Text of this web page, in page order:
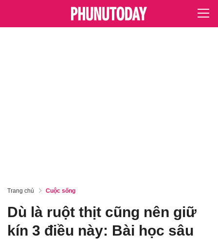
Trang chủ Cuộc sống
Dù là ruột thịt cũng nên giữ
kín 3 điều này: Bài học sâu